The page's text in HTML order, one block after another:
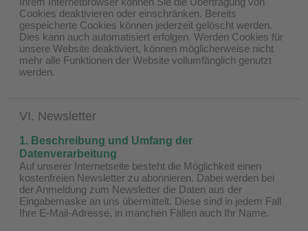
Cookies deaktivieren oder einschränken. Bereits
gespeicherte Cookies können jederzeit gelöscht werden.
Dies kann auch automatisiert erfolgen. Werden Cookies für
unsere Website deaktiviert, können möglicherweise nicht
mehr alle Funktionen der Website vollumfänglich genutzt
werden.
VI. Newsletter
1. Beschreibung und Umfang der
Datenverarbeitung
Auf unserer Internetseite besteht die Möglichkeit einen
kostenfreien Newsletter zu abonnieren. Dabei werden bei
der Anmeldung zum Newsletter die Daten aus der
Eingabemaske an uns übermittelt. Diese sind in jedem Fall
Ihre E-Mail-Adresse, in manchen Fällen auch Ihr Name.